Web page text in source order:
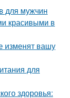
для мужчин
красивыми в
изменят вашу
для
здоровья: